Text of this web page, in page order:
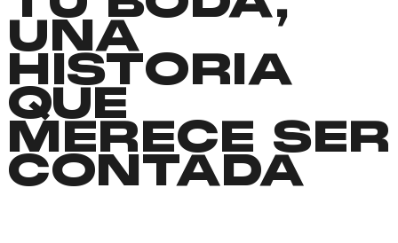
UNA
HISTORIA
QUE
MERECE SER
CONTADA